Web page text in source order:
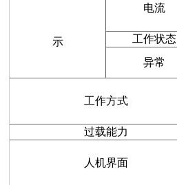
示
电流
工作状态
异常
工作方式
过载能力
人机界面